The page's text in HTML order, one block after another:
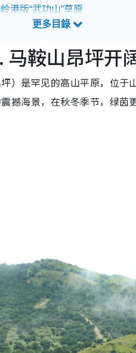
港版“武功山”草原
白虎山隐世草原
墩风筝场亲子野餐首选草地
线
马鞍山昂坪开
）是罕见的高山平原，位于
撼海景，在秋冬季节，绿茵